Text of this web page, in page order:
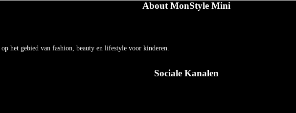
About MonStyle Mini
het gebied van fashion, beauty en lifestyle voor kinderen.
Sociale Kanalen